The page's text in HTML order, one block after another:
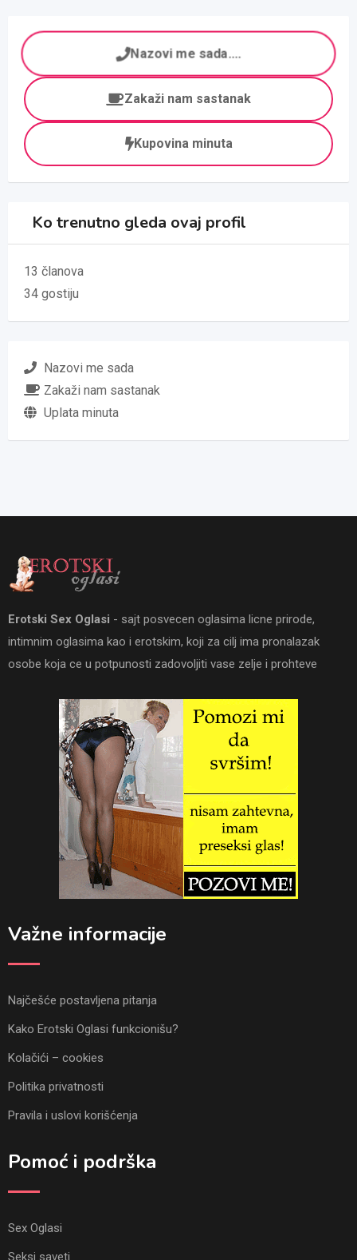
Nazovi me sada....
Zakaži nam sastanak
Kupovina minuta
Ko trenutno gleda ovaj profil
13 članova
34 gostiju
Nazovi me sada
Zakaži nam sastanak
Uplata minuta
Erotski Sex Oglasi - sajt posvecen oglasima licne prirode,
intimnim oglasima kao i erotskim, koji za cilj ima pronalazak
osobe koja ce u potpunosti zadovoljiti vase zelje i prohteve
Važne informacije
Najčešće postavljena pitanja
Kako Erotski Oglasi funkcionišu?
Kolačići – cookies
Politika privatnosti
Pravila i uslovi korišćenja
Pomoć i podrška
Sex Oglasi
Seksi saveti